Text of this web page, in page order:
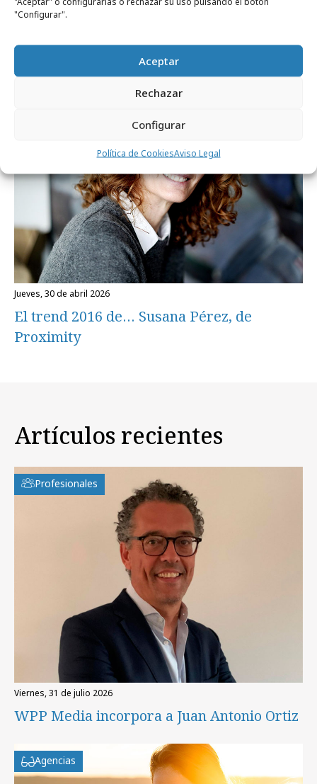
"Configurar".
Aceptar
Rechazar
Configurar
Política de CookiesAviso Legal
viernes, 22 de mayo 2026
mejora la satisfacción de empleados
jueves, 30 de abril 2026
El trend 2016 de… Susana Pérez, de
Proximity
Artículos recientes
Profesionales
viernes, 31 de julio 2026
WPP Media incorpora a Juan Antonio Ortiz
Agencias